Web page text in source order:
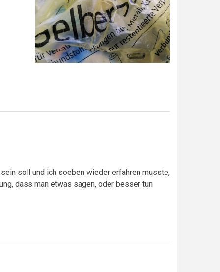
soll und ich soeben wieder erfahren musste,
dass man etwas sagen, oder besser tun